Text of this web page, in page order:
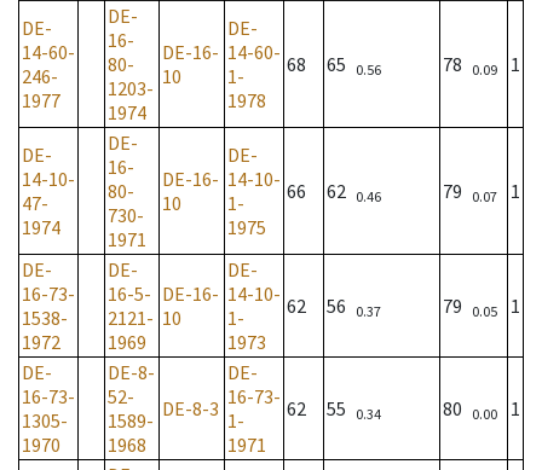
DE-
14-60-
246-
1977
DE-
16-
80-
1203-
1974
DE-16-
10
DE-
14-60-
1-
1978
68 65 0.56 78 0.09 1
DE-
14-10-
47-
1974
DE-
16-
80-
730-
1971
DE-16-
10
DE-
14-10-
1-
1975
66 62 0.46 79 0.07 1
DE-
16-73-
1538-
1972
DE-
16-5-
2121-
1969
DE-16-
10
DE-
14-10-
1-
1973
62 56 0.37 79 0.05 1
DE-
16-73-
1305-
1970
DE-8-
52-
1589-
1968
DE-8-3
DE-
16-73-
1-
1971
62 55 0.34 80 0.00 1